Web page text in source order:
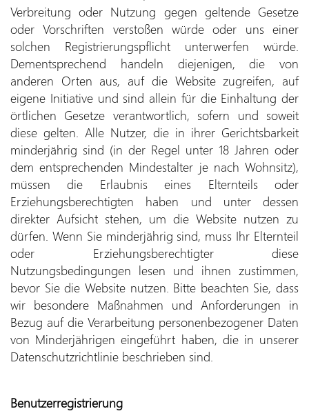
Verbreitung oder Nutzung gegen geltende Gesetze
oder Vorschriften verstoßen würde oder uns einer
solchen Registrierungspflicht unterwerfen würde.
Dementsprechend handeln diejenigen, die von
anderen Orten aus, auf die Website zugreifen, auf
eigene Initiative und sind allein für die Einhaltung der
örtlichen Gesetze verantwortlich, sofern und soweit
diese gelten. Alle Nutzer, die in ihrer Gerichtsbarkeit
minderjährig sind (in der Regel unter 18 Jahren oder
dem entsprechenden Mindestalter je nach Wohnsitz),
müssen die Erlaubnis eines Elternteils oder
Erziehungsberechtigten haben und unter dessen
direkter Aufsicht stehen, um die Website nutzen zu
dürfen. Wenn Sie minderjährig sind, muss Ihr Elternteil
oder Erziehungsberechtigter diese
Nutzungsbedingungen lesen und ihnen zustimmen,
bevor Sie die Website nutzen. Bitte beachten Sie, dass
wir besondere Maßnahmen und Anforderungen in
Bezug auf die Verarbeitung personenbezogener Daten
von Minderjährigen eingeführt haben, die in unserer
Datenschutzrichtlinie beschrieben sind.
Benutzerregistrierung